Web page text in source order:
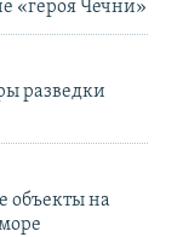
«героя Чечни»
разведки
объекты на